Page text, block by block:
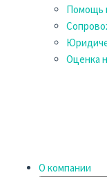
Помощь
Оценка
О компании